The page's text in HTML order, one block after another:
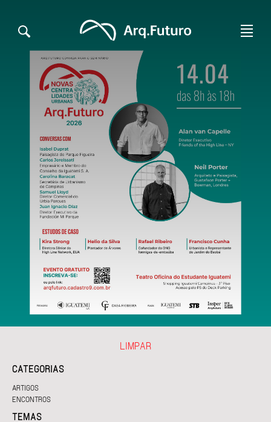
CATEGORIAS
ARTIGOS
ENCONTROS
TEMAS
LIMPAR